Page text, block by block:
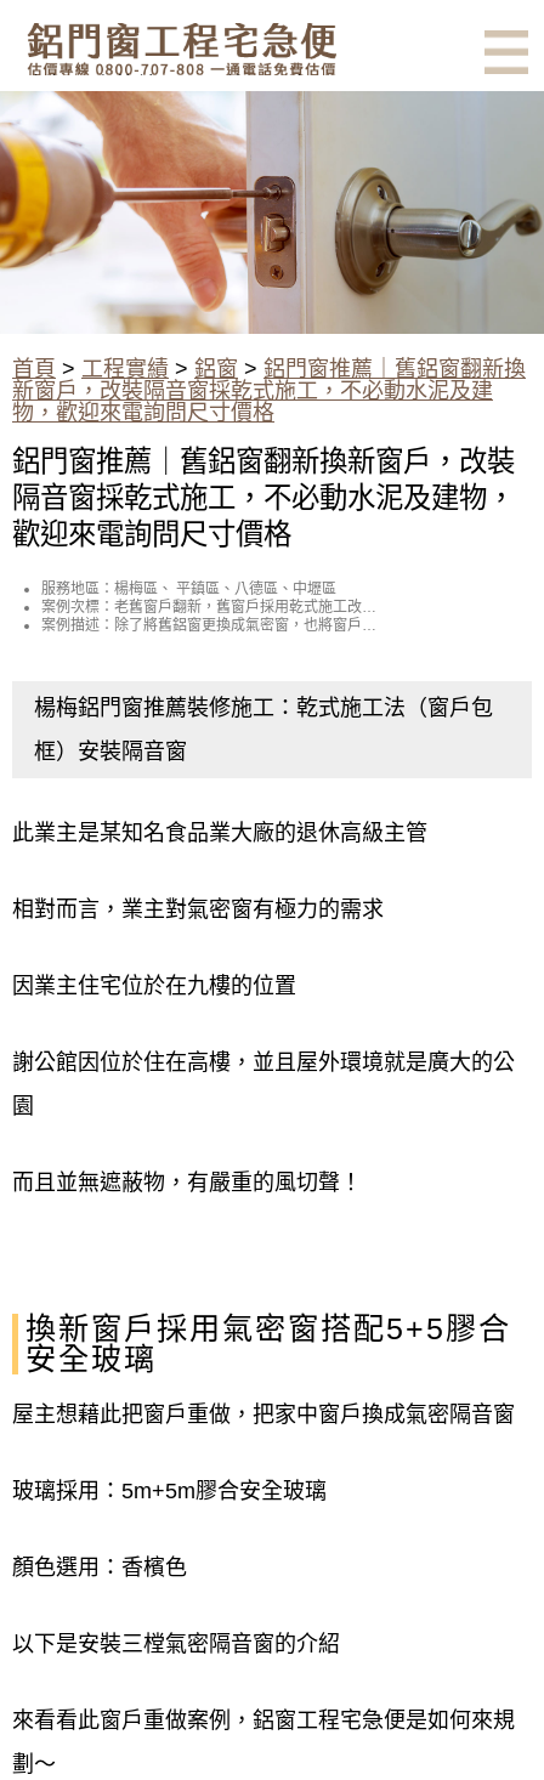
有鋁門窗的結露、隔熱、隔音問
題？找我們就對了！估價專線
0800-707-808
窗戶翻新改造：舊鋁窗換成新窗
戶，使用乾式施工（窗戶包框施
作）
首頁 > 工程實績 > 鋁窗 > 鋁門窗推薦｜舊鋁窗翻新換
新窗戶，改裝隔音窗採乾式施工，不必動水泥及建
物，歡迎來電詢問尺寸價格
鋁門窗推薦｜舊鋁窗翻新換新窗戶，改裝
隔音窗採乾式施工，不必動水泥及建物，
歡迎來電詢問尺寸價格
服務地區：楊梅區、 平鎮區、八德區、中壢區
案例次標：老舊窗戶翻新，舊窗戶採用乾式施工改裝
隔音裝冬天防漏風
案例描述：除了將舊鋁窗更換成氣密窗，也將窗戶玻
窗戶改造翻新，乾式施工（鋁窗包
框）不必動水泥及建物
膠合安全玻璃，採用乾式施工（窗戶包框施作）不用
楊梅鋁門窗推薦裝修施工：乾式施工法（窗戶包
框）安裝隔音窗
此業主是某知名食品業大廠的退休高級主管
相對而言，業主對氣密窗有極力的需求
因業主住宅位於在九樓的位置
謝公館因位於住在高樓，並且屋外環境就是廣大的公
園
而且並無遮蔽物，有嚴重的風切聲！
換新窗戶採用氣密窗搭配5+5膠合
安全玻璃
屋主想藉此把窗戶重做，把家中窗戶換成氣密隔音窗
玻璃採用：5m+5m膠合安全玻璃
顏色選用：香檳色
以下是安裝三樘氣密隔音窗的介紹
來看看此窗戶重做案例，鋁窗工程宅急便是如何來規
劃～